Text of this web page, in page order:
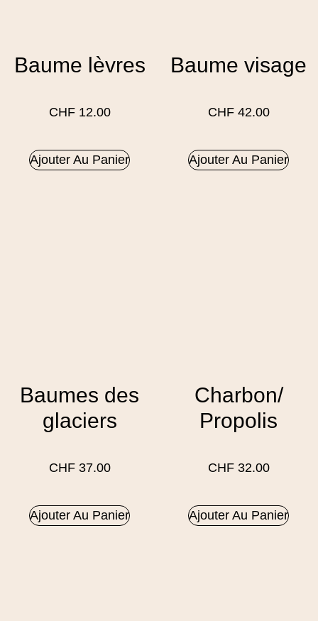
Baume lèvres
CHF12.00
Ajouter Au Panier
Baume visage
CHF42.00
Ajouter Au Panier
Baumes des
glaciers
CHF37.00
Ajouter Au Panier
Charbon/
Propolis
CHF32.00
Ajouter Au Panier